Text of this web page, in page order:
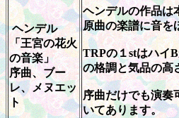
ヘンデル
「王宮の花火
の音楽」
序曲、ブー
レ、メヌエッ
ト
ヘンデルの作品は
原曲の楽譜に音を
TRPの１stはハイ
の格調と気品の高
序曲だけでも演奏
いてあります。